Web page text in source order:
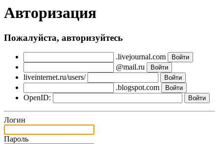
Авторизация
Пожалуйста, авторизуйтесь
.livejournal.com
@mail.ru
liveinternet.ru/users/
.blogspot.com
OpenID:
Логин
Пароль